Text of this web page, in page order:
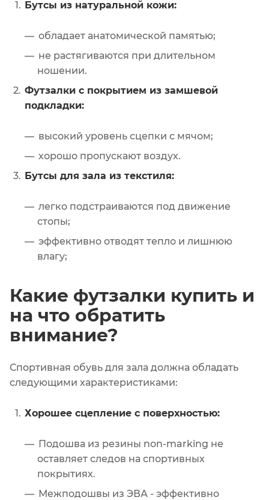
Бутсы из натуральной кожи:
обладает анатомической памятью;
не растягиваются при длительном
ношении.
Футзалки с покрытием из замшевой
подкладки:
высокий уровень сцепки с мячом;
хорошо пропускают воздух.
Бутсы для зала из текстиля:
легко подстраиваются под движение
стопы;
эффективно отводят тепло и лишнюю
влагу;
Какие футзалки купить и
на что обратить
внимание?
Спортивная обувь для зала должна обладать
следующими характеристиками:
Хорошее сцепление с поверхностью:
Подошва из резины non-marking не
оставляет следов на спортивных
покрытиях.
Межподошвы из ЭВА - эффективно